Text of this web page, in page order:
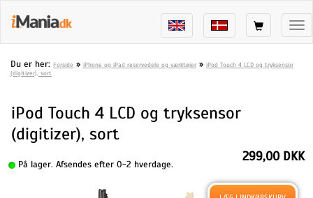
Du er her: Forside » iPhone og iPad reservedele og værktøjer » iPod Touch 4 LCD og tryksensor
(digitizer), sort
iPod Touch 4 LCD og tryksensor
(digitizer), sort
På lager. Afsendes efter 0-2 hverdage.
299,00 DKK